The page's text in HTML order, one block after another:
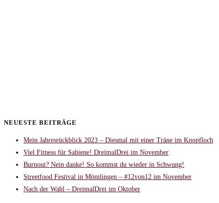
NEUESTE BEITRÄGE
Mein Jahresrückblick 2023 – Diesmal mit einer Träne im Knopfloch
Viel Fitness für Sabiene! DreimalDrei im November
Burnout? Nein danke! So kommst du wieder in Schwung!
Streetfood Festival in Mömlingen – #12von12 im November
Nach der Wahl – DreimalDrei im Oktober